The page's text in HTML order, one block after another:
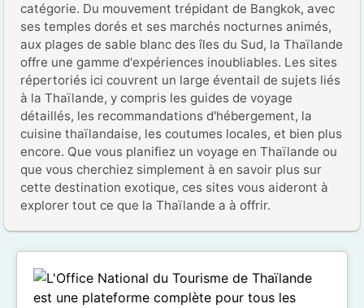
catégorie. Du mouvement trépidant de Bangkok, avec
ses temples dorés et ses marchés nocturnes animés,
aux plages de sable blanc des îles du Sud, la Thaïlande
offre une gamme d'expériences inoubliables. Les sites
répertoriés ici couvrent un large éventail de sujets liés
à la Thaïlande, y compris les guides de voyage
détaillés, les recommandations d'hébergement, la
cuisine thaïlandaise, les coutumes locales, et bien plus
encore. Que vous planifiez un voyage en Thaïlande ou
que vous cherchiez simplement à en savoir plus sur
cette destination exotique, ces sites vous aideront à
explorer tout ce que la Thaïlande a à offrir.